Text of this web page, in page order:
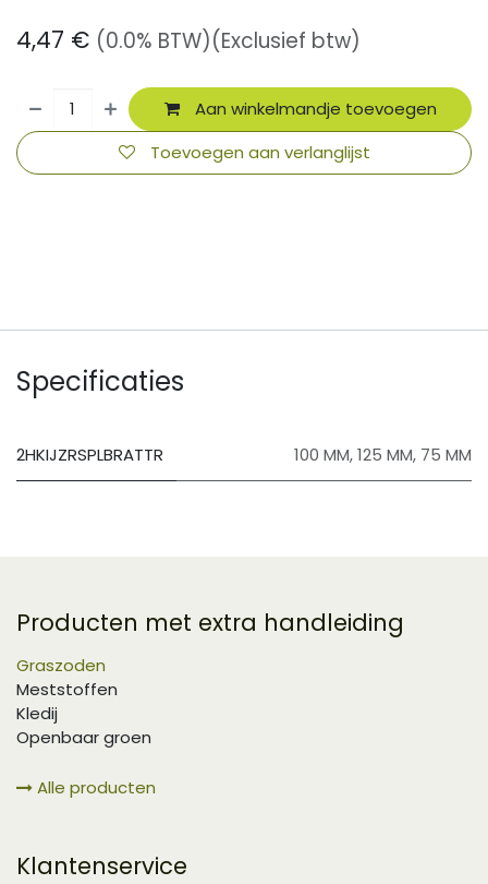
4,47 € (0.0% BTW)(Exclusief btw)
Aan winkelmandje toevoegen
Toevoegen aan verlanglijst
Specificaties
2HKIJZRSPLBRATTR 100 MM,125 MM, 75 MM
Producten met extra handleiding
Graszoden
Meststoffen
Kledij
Openbaar groen
Alle producten
Klantenservice